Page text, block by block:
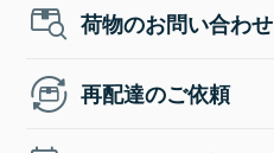
荷物のお問い合わせ
再配達のご依頼